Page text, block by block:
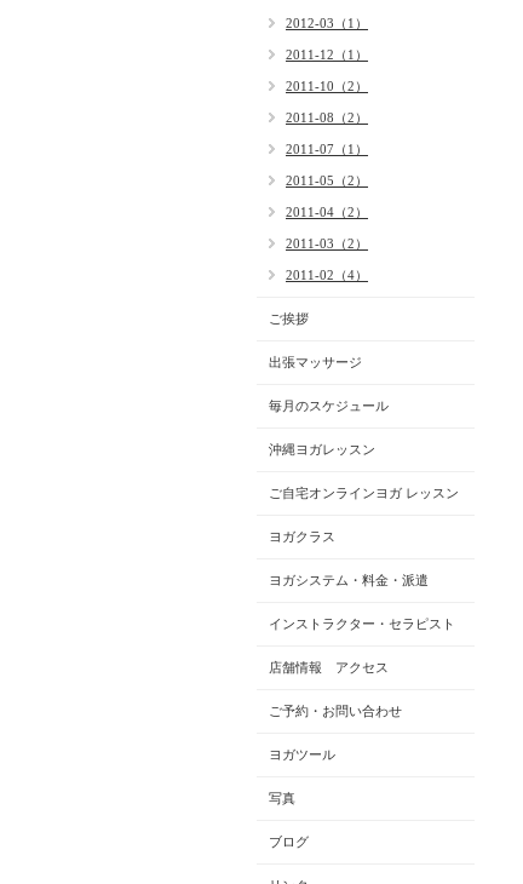
2012-03（1）
2011-12（1）
2011-10（2）
2011-08（2）
2011-07（1）
2011-05（2）
2011-04（2）
2011-03（2）
2011-02（4）
ご挨拶
出張マッサージ
毎月のスケジュール
沖縄ヨガレッスン
ご自宅オンラインヨガ レッスン
ヨガクラス
ヨガシステム・料金・派遣
インストラクター・セラピスト
店舗情報 アクセス
ご予約・お問い合わせ
ヨガツール
写真
ブログ